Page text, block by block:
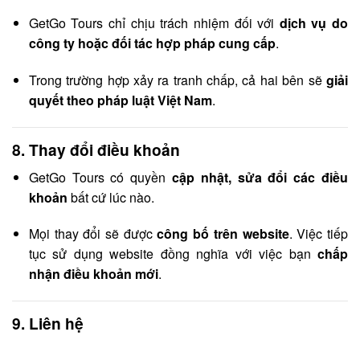
GetGo Tours chỉ chịu trách nhiệm đối với dịch vụ do
công ty hoặc đối tác hợp pháp cung cấp.
Trong trường hợp xảy ra tranh chấp, cả hai bên sẽ giải
quyết theo pháp luật Việt Nam.
8. Thay đổi điều khoản
GetGo Tours có quyền cập nhật, sửa đổi các điều
khoản bất cứ lúc nào.
Mọi thay đổi sẽ đượccông bố trên website. Việc tiếp
tục sử dụng website đồng nghĩa với việc bạn chấp
nhận điều khoản mới.
9. Liên hệ